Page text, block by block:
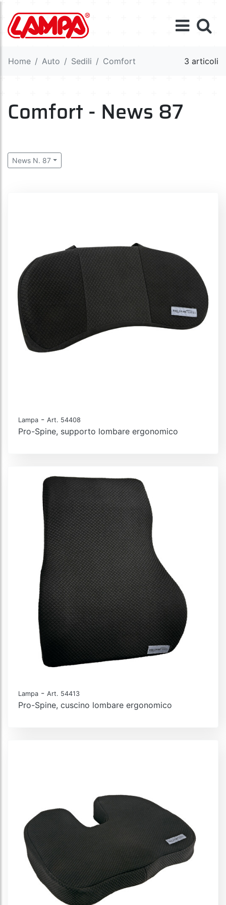
Home Auto Sedili Comfort 3 articoli
Comfort - News 87
News N. 87
Lampa - Art. 54408
Pro-Spine, supporto lombare ergonomico
Lampa - Art. 54413
Pro-Spine, cuscino lombare ergonomico